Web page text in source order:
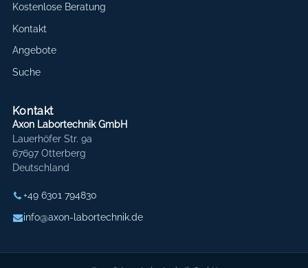
Kostenlose Beratung
Kontakt
Angebote
Suche
Kontakt
Axon Labortechnik GmbH
Lauerhöfer Str. 9a
67697 Otterberg
Deutschland
+49 6301 794830
info@axon-labortechnik.de